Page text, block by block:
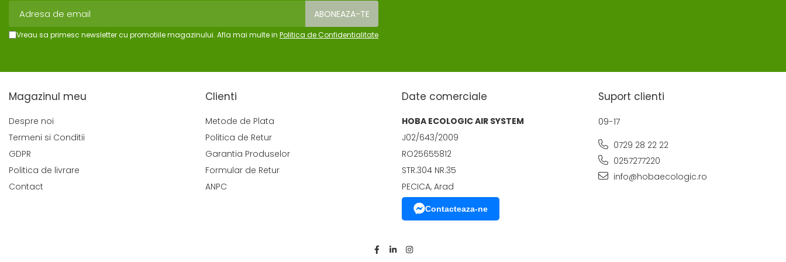
Vreau sa primesc newsletter cu promotiile magazinului. Afla mai multe in Politica de Confidentialitate
Magazinul meu
Despre noi
Termeni si Conditii
GDPR
Politica de livrare
Contact
Clienti
Metode de Plata
Politica de Retur
Garantia Produselor
Formular de Retur
ANPC
Date comerciale
HOBA ECOLOGIC AIR SYSTEM
J02/643/2009
RO25655812
STR.304 NR.35
PECICA, Arad
Contacteaza-ne
Suport clienti
09-17
0729 28 22 22
0257277220
info@hobaecologic.ro